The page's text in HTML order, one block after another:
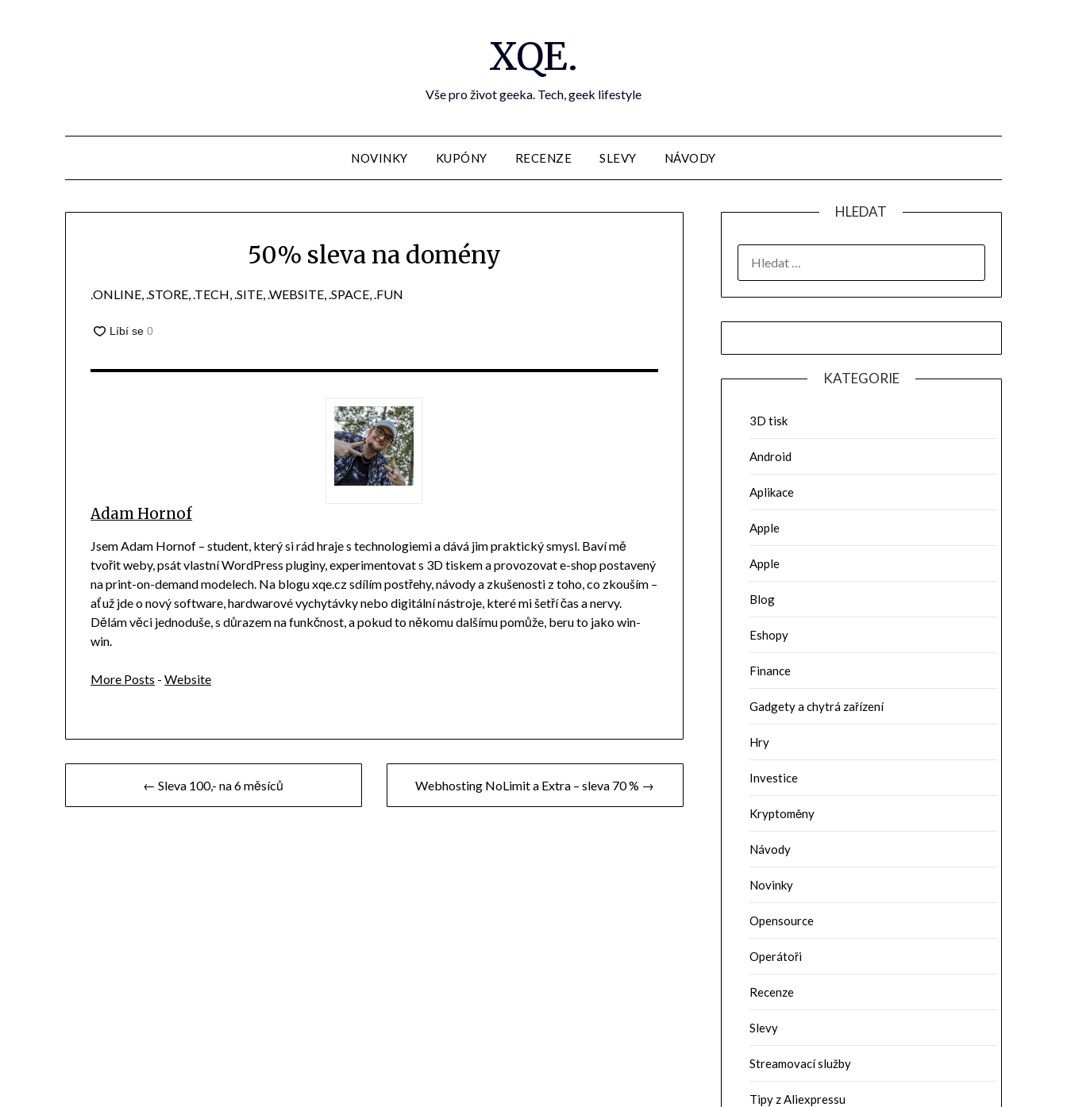
XQE.
Vše pro život geeka. Tech, geek lifestyle
NOVINKY KUPÓNY RECENZE SLEVY NÁVODY
50% sleva na domény
.ONLINE, .STORE, .TECH, .SITE, .WEBSITE, .SPACE, .FUN
Adam Hornof
Jsem Adam Hornof – student, který si rád hraje s technologiemi a dává jim praktický smysl. Baví mě
tvořit weby, psát vlastní WordPress pluginy, experimentovat s 3D tiskem a provozovat e-shop postavený
na print-on-demand modelech. Na blogu xqe.cz sdílím postřehy, návody a zkušenosti z toho, co zkouším –
ať už jde o nový software, hardwarové vychytávky nebo digitální nástroje, které mi šetří čas a nervy.
Dělám věci jednoduše, s důrazem na funkčnost, a pokud to někomu dalšímu pomůže, beru to jako win-
win.
More Posts -Website
pro
← Sleva 100,- na 6 měsíců Webhosting NoLimit a Extra – sleva 70 % →
HLEDAT
KATEGORIE
3D tisk
Android
Aplikace
Apple
Apple
Blog
Eshopy
Finance
Gadgety a chytrá zařízení
Hry
Investice
Kryptoměny
Návody
Novinky
Opensource
Operátoři
Recenze
Slevy
Streamovací služby
Tipy z Aliexpressu